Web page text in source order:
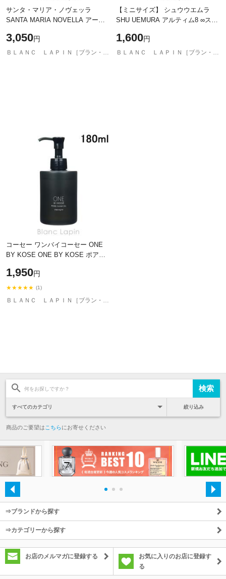
サンタ・マリア・ノヴェッラ
SANTA MARIA NOVELLA アーモ
[880808/461758]
3,050円
ＢＬＡＮＣ ＬＡＰＩＮ［ブラン・ラパン］
【ミニサイズ】 シュウウエムラ
SHU UEMURA アルティム8 ∞スブ
ルN 50ml クレンジング・洗顔ミニ
[814
1,600円
ＢＬＡＮＣ ＬＡＰＩＮ［ブラン・ラパン］
コーセー ワンバイコーセー ONE
BY KOSE ONE BY KOSE ポアク
1,950円
★★★★★ (1)
ＢＬＡＮＣ ＬＡＰＩＮ［ブラン・ラパン］
絞り込み
商品のご要望は こちらにお寄せください
⇒ブランドから探す
⇒カテゴリーから探す
お店のメルマガに登録する
お気に入りのお店に登録す
る